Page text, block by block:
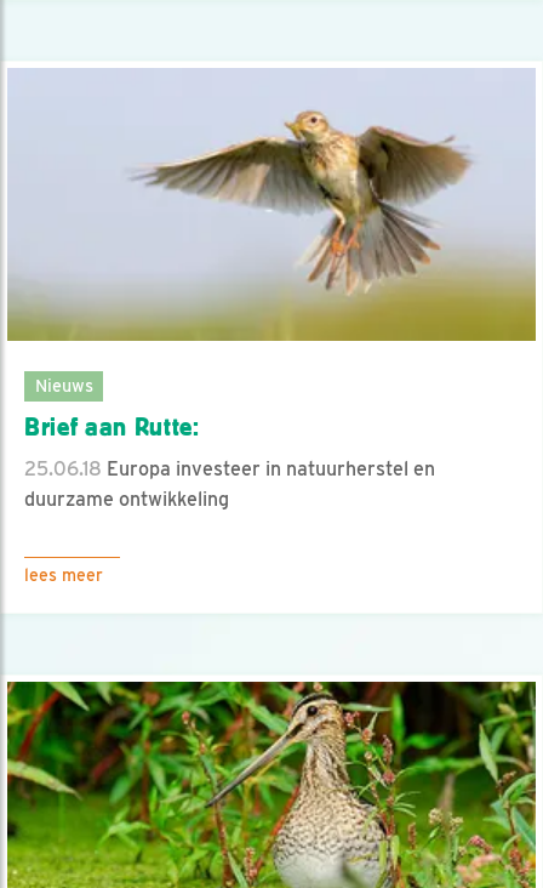
Nieuws
Brief aan Rutte:
25.06.18 Europa investeer in natuurherstel en
duurzame ontwikkeling
lees meer